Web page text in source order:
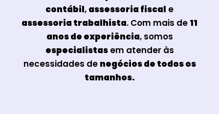
contábil, assessoria fiscal e
assessoria trabalhista. Com mais de 11
anos de experiência, somos
especialistasem atender às
necessidades de negócios de todos os
tamanhos.